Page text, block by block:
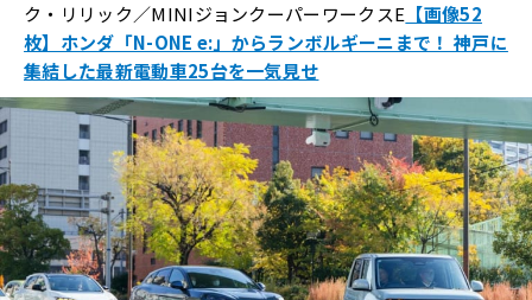
ク・リリック／MINIジョンクーパーワークスE 【画像52
枚】ホンダ「N-ONE e:」からランボルギーニまで！ 神戸に
集結した最新電動車25台を一気見せ